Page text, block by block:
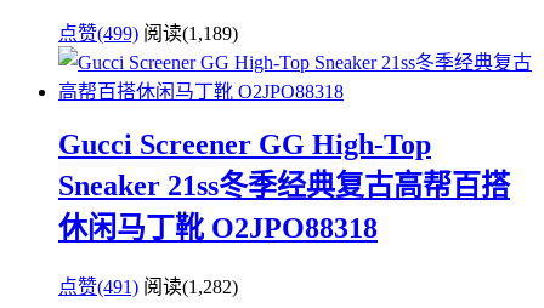
点赞(499) 阅读(1,189)
Gucci Screener GG High-Top
Sneaker 21ss冬季经典复古高帮百搭
休闲马丁靴 O2JPO88318
点赞(491) 阅读(1,282)